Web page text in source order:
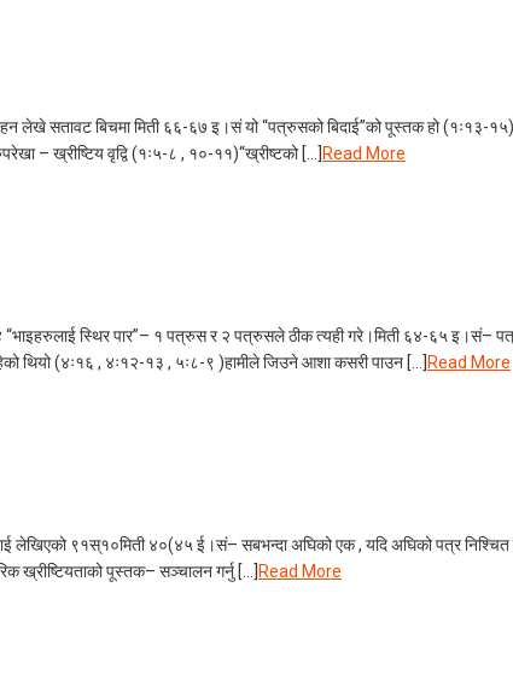
लेखे सतावट बिचमा मिती ६६-६७ इ।सं यो “पत्रुसको बिदाई”को पूस्तक हो (१ः१३-
– ख्रीष्टिय वृद्वि (१ः५-८ , १०-११)“ख्रीष्टको […]
Read More
स्थिर पार”– १ पत्रुस र २ पत्रुसले ठीक त्यही गरे।मिती ६४-६५ इ।सं–
थियो (४ः१६ , ४ः१२-१३ , ५ः८-९ )हामीले जिउने आशा कसरी पाउन […]
Read More
९१स्१०मिती ४०(४५ ई।सं– सबभन्दा अघिको एक , यदि अघिको पत्र निश्चित
ख्रीष्टियताको पूस्तक– सञ्चालन गर्नु […]
Read More